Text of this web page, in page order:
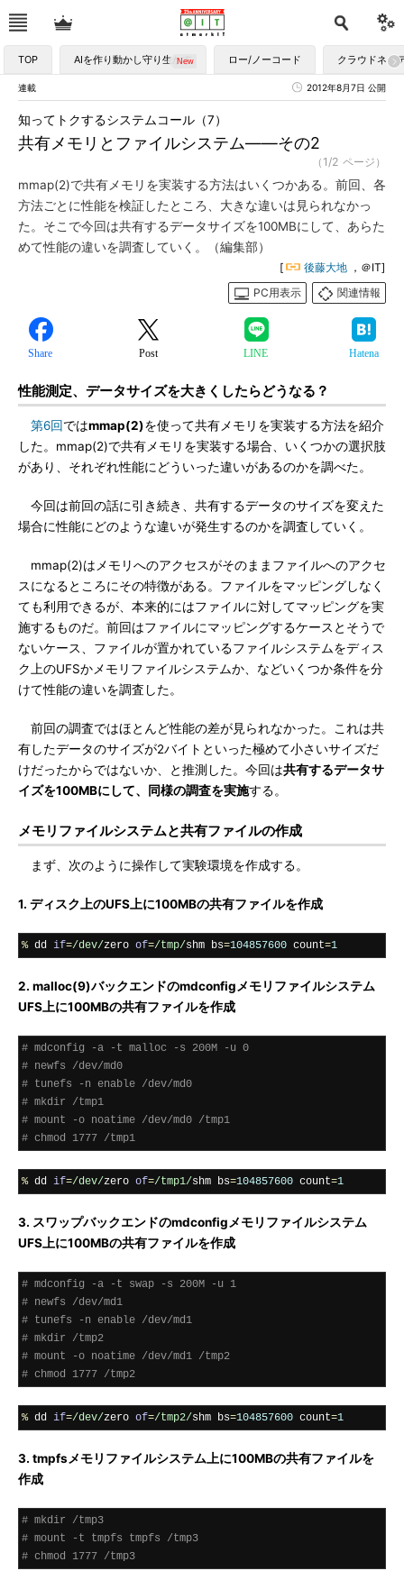
TOP AIを作り動かし守り生かす ロー/ノーコード クラウドネイ
連載 2012年8月7日 公開
共有メモリとファイルシステム――その2
知ってトクするシステムコール（7）
（1/2 ページ）
mmap(2)で共有メモリを実装する方法はいくつかある。前回、各
方法ごとに性能を検証したところ、大きな違いは見られなかっ
た。そこで今回は共有するデータサイズを100MBにして、あらた
めて性能の違いを調査していく。（編集部）
[ 後藤大地 ，＠IT]
PC用表示
関連情報
Share Post LINE Hatena
性能測定、データサイズを大きくしたらどうなる？
第6回ではmmap(2)を使って共有メモリを実装する方法を紹介
した。mmap(2)で共有メモリを実装する場合、いくつかの選択肢
があり、それぞれ性能にどういった違いがあるのかを調べた。
今回は前回の話に引き続き、共有するデータのサイズを変えた
場合に性能にどのような違いが発生するのかを調査していく。
mmap(2)はメモリへのアクセスがそのままファイルへのアクセ
スになるところにその特徴がある。ファイルをマッピングしなく
ても利用できるが、本来的にはファイルに対してマッピングを実
施するものだ。前回はファイルにマッピングするケースとそうで
ないケース、ファイルが置かれているファイルシステムをディス
ク上のUFSかメモリファイルシステムか、などいくつか条件を分
けて性能の違いを調査した。
前回の調査ではほとんど性能の差が見られなかった。これは共
有したデータのサイズが2バイトといった極めて小さいサイズだ
けだったからではないか、と推測した。今回は共有するデータサ
イズを100MBにして、同様の調査を実施する。
メモリファイルシステムと共有ファイルの作成
まず、次のように操作して実験環境を作成する。
1. ディスク上のUFS上に100MBの共有ファイルを作成
% dd if=/dev/zero of=/tmp/shm bs=104857600 count=1
2. malloc(9)バックエンドのmdconfigメモリファイルシステム
UFS上に100MBの共有ファイルを作成
# mdconfig -a -t malloc -s 200M -u 0
# newfs /dev/md0
# tunefs -n enable /dev/md0
# mkdir /tmp1
# mount -o noatime /dev/md0 /tmp1
# chmod 1777 /tmp1
% dd if=/dev/zero of=/tmp1/shm bs=104857600 count=1
3. スワップバックエンドのmdconfigメモリファイルシステム
UFS上に100MBの共有ファイルを作成
# mdconfig -a -t swap -s 200M -u 1
# newfs /dev/md1
# tunefs -n enable /dev/md1
# mkdir /tmp2
# mount -o noatime /dev/md1 /tmp2
# chmod 1777 /tmp2
% dd if=/dev/zero of=/tmp2/shm bs=104857600 count=1
3. tmpfsメモリファイルシステム上に100MBの共有ファイルを
作成
# mkdir /tmp3
# mount -t tmpfs tmpfs /tmp3
# chmod 1777 /tmp3